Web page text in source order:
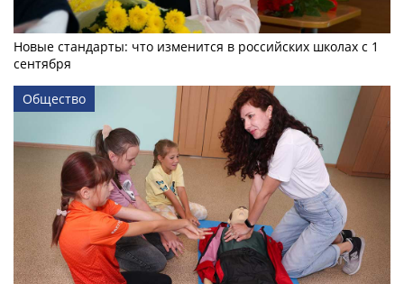
Новые стандарты: что изменится в российских школах с 1
сентября
Общество